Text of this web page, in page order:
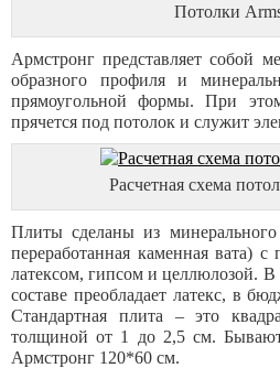
Потолки
Армстронг представляет собой
образного профиля и
прямоугольной формы. При
прячется под потолок и служит
Расчетная схема
Плиты сделаны из минерального
переработанная каменная вата)
латексом, гипсом и целлюлозой. В
составе преобладает латекс, в
Стандартная плита – это
толщиной от 1 до 2,5 см.
Армстронг 120*60 см.